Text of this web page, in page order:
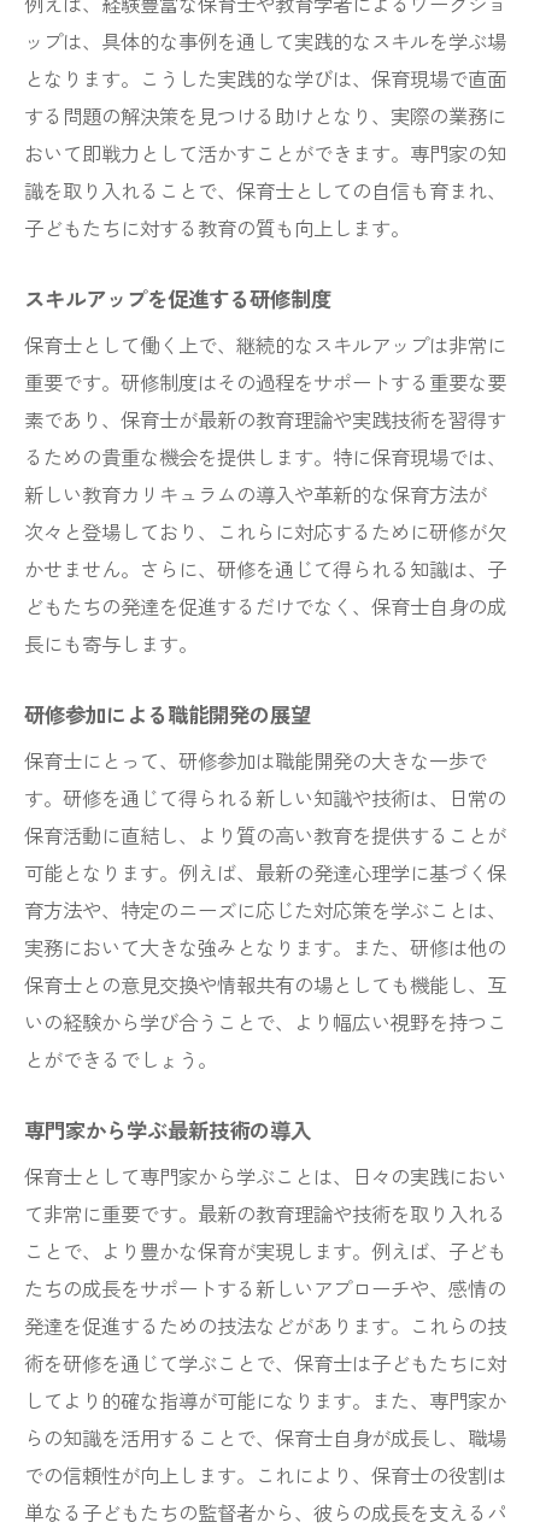
ップは、具体的な事例を通して実践的なスキルを学ぶ場
となります。こうした実践的な学びは、保育現場で直面
する問題の解決策を見つける助けとなり、実際の業務に
おいて即戦力として活かすことができます。専門家の知
識を取り入れることで、保育士としての自信も育まれ、
子どもたちに対する教育の質も向上します。
スキルアップを促進する研修制度
保育士として働く上で、継続的なスキルアップは非常に
重要です。研修制度はその過程をサポートする重要な要
素であり、保育士が最新の教育理論や実践技術を習得す
るための貴重な機会を提供します。特に保育現場では、
新しい教育カリキュラムの導入や革新的な保育方法が
次々と登場しており、これらに対応するために研修が欠
かせません。さらに、研修を通じて得られる知識は、子
どもたちの発達を促進するだけでなく、保育士自身の成
長にも寄与します。
研修参加による職能開発の展望
保育士にとって、研修参加は職能開発の大きな一歩で
す。研修を通じて得られる新しい知識や技術は、日常の
保育活動に直結し、より質の高い教育を提供することが
可能となります。例えば、最新の発達心理学に基づく保
育方法や、特定のニーズに応じた対応策を学ぶことは、
実務において大きな強みとなります。また、研修は他の
保育士との意見交換や情報共有の場としても機能し、互
いの経験から学び合うことで、より幅広い視野を持つこ
とができるでしょう。
専門家から学ぶ最新技術の導入
保育士として専門家から学ぶことは、日々の実践におい
て非常に重要です。最新の教育理論や技術を取り入れる
ことで、より豊かな保育が実現します。例えば、子ども
たちの成長をサポートする新しいアプローチや、感情の
発達を促進するための技法などがあります。これらの技
術を研修を通じて学ぶことで、保育士は子どもたちに対
してより的確な指導が可能になります。また、専門家か
らの知識を活用することで、保育士自身が成長し、職場
での信頼性が向上します。これにより、保育士の役割は
単なる子どもたちの監督者から、彼らの成長を支えるパ